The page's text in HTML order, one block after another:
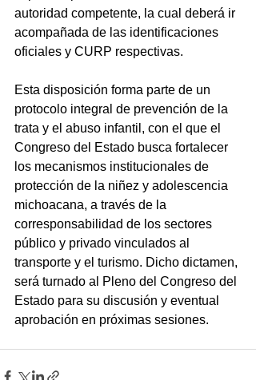
autoridad competente, la cual deberá ir
acompañada de las identificaciones
oficiales y CURP respectivas.
Esta disposición forma parte de un
protocolo integral de prevención de la
trata y el abuso infantil, con el que el
Congreso del Estado busca fortalecer
los mecanismos institucionales de
protección de la niñez y adolescencia
michoacana, a través de la
corresponsabilidad de los sectores
público y privado vinculados al
transporte y el turismo. Dicho dictamen,
será turnado al Pleno del Congreso del
Estado para su discusión y eventual
aprobación en próximas sesiones.